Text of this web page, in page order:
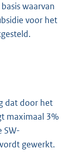
waarvan
voor het
dat door het
maximaal 3%
SW-
gewerkt.